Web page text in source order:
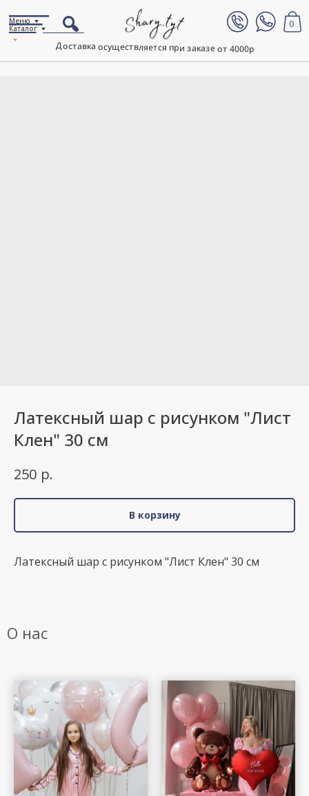
Доставка осуществляется при заказе от 4000р
0
Каталог
Меню
Латексный шар с рисунком "Лист
Клен" 30 см
250 р.
В корзину
Латексный шар с рисунком "Лист Клен" 30 см
О нас